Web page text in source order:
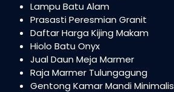
Lampu Batu Alam
Prasasti Peresmian Granit
Daftar Harga Kijing Makam
Hiolo Batu Onyx
Jual Daun Meja Marmer
Raja Marmer Tulungagung
Gentong Kamar Mandi Minimalis